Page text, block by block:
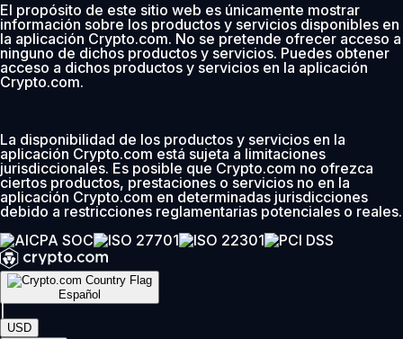
0 % de comisión los primeros 30 días
Añadir
El propósito de este sitio web es únicamente mostrar
información sobre los productos y servicios disponibles en
la aplicación Crypto.com. No se pretende ofrecer acceso a
ninguno de dichos productos y servicios. Puedes obtener
acceso a dichos productos y servicios en la aplicación
Crypto.com.
La disponibilidad de los productos y servicios en la
aplicación Crypto.com está sujeta a limitaciones
jurisdiccionales. Es posible que Crypto.com no ofrezca
ciertos productos, prestaciones o servicios no en la
aplicación Crypto.com en determinadas jurisdicciones
debido a restricciones reglamentarias potenciales o reales.
Español
USD